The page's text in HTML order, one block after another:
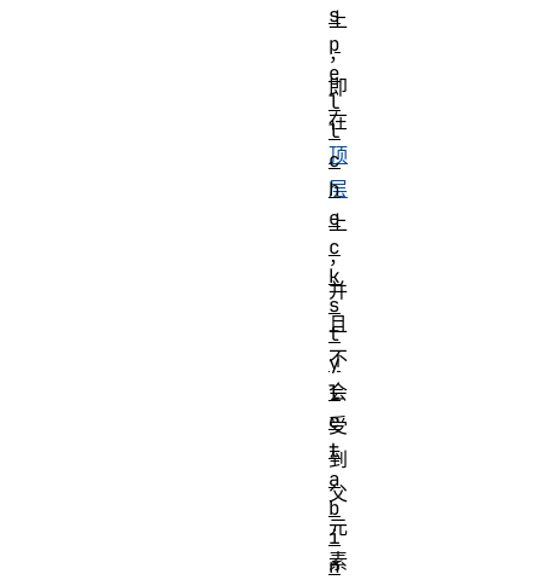
上
，
即
在
顶
层
上
，
并
且
不
会
受
到
父
元
素
s
p
e
l
l
c
h
e
c
k
s
t
y
l
e
t
a
b
i
n